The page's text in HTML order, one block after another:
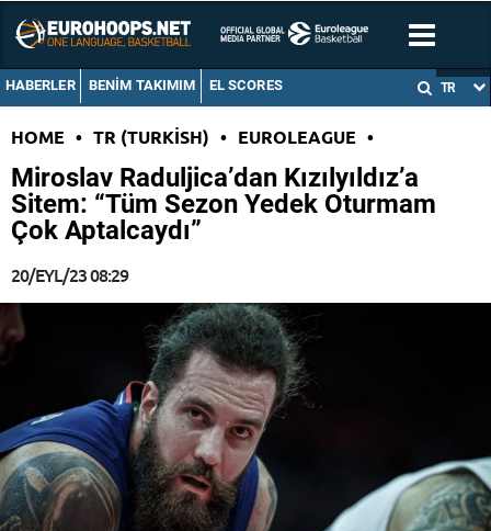
HABERLER BENIM TAKIMIM EL SCORES TR
HOME • TR (TURKISH) • EUROLEAGUE •
Miroslav Raduljica’dan Kızılyıldız’a
Sitem: “Tüm Sezon Yedek Oturmam
Çok Aptalcaydı”
20/EYL/23 08:29